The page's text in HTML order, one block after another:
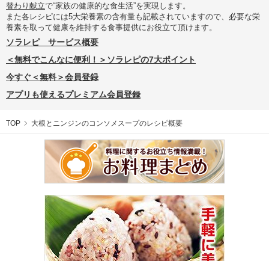
替わり献立で“家族の健康的な食生活”を実現します。
また各レシピには5大栄養素の含有量も記載されていますので、必要な栄
養素を取って健康を維持する食事提供にお役立て頂けます。
ソラレピ サービス概要
＜無料でこんなに便利！＞ソラレピの7大ポイント
今すぐ＜無料＞会員登録
アプリも使えるプレミアム会員登録
TOP 大根とニンジンのコンソメスープのレシピ概要